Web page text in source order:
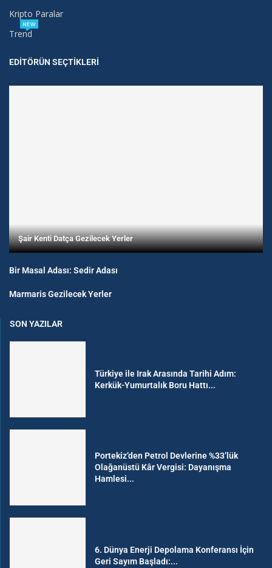
Kripto Paralar
Trend
NEW
EDITÖRÜN SEÇTIKLERI
Şair Kenti Datça Gezilecek Yerler
Bir Masal Adası: Sedir Adası
Marmaris Gezilecek Yerler
SON YAZILAR
Türkiye ile Irak Arasında Tarihi Adım:
Kerkük-Yumurtalık Boru Hattı...
Portekiz’den Petrol Devlerine %33’lük
Olağanüstü Kâr Vergisi: Dayanışma
Hamlesi...
6. Dünya Enerji Depolama Konferansı İçin
Geri Sayım Başladı:...